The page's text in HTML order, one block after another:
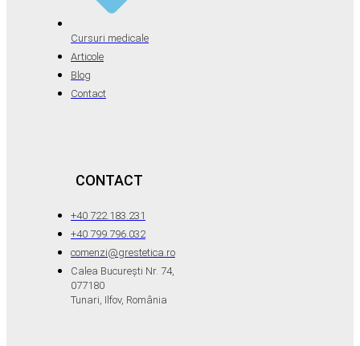
Cursuri medicale
Articole
Blog
Contact
CONTACT
+40 722.183.231
+40 799.796.032
comenzi@grestetica.ro
Calea București Nr. 74,
077180
Tunari, Ilfov, România